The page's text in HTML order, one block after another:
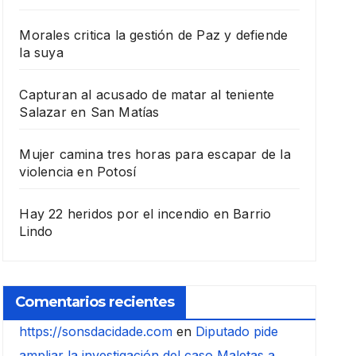
Morales critica la gestión de Paz y defiende
la suya
Capturan al acusado de matar al teniente
Salazar en San Matías
Mujer camina tres horas para escapar de la
violencia en Potosí
Hay 22 heridos por el incendio en Barrio
Lindo
Comentarios recientes
https://sonsdacidade.com en Diputado pide